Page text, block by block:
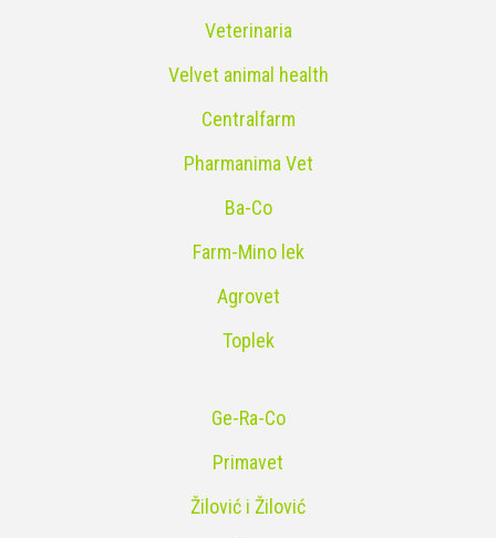
Veterinaria
Velvet animal health
Centralfarm
Pharmanima Vet
Ba-Co
Farm-Mino lek
Agrovet
Toplek
Ge-Ra-Co
Primavet
Žilović i Žilović